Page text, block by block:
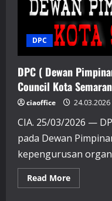
DPC
DPC ( Dewan
Council Kota
ciaoffice 24.03.2026
CIA. 25/03/2026 —
pada Dewan
kepengurusan
Read MoreRead
more